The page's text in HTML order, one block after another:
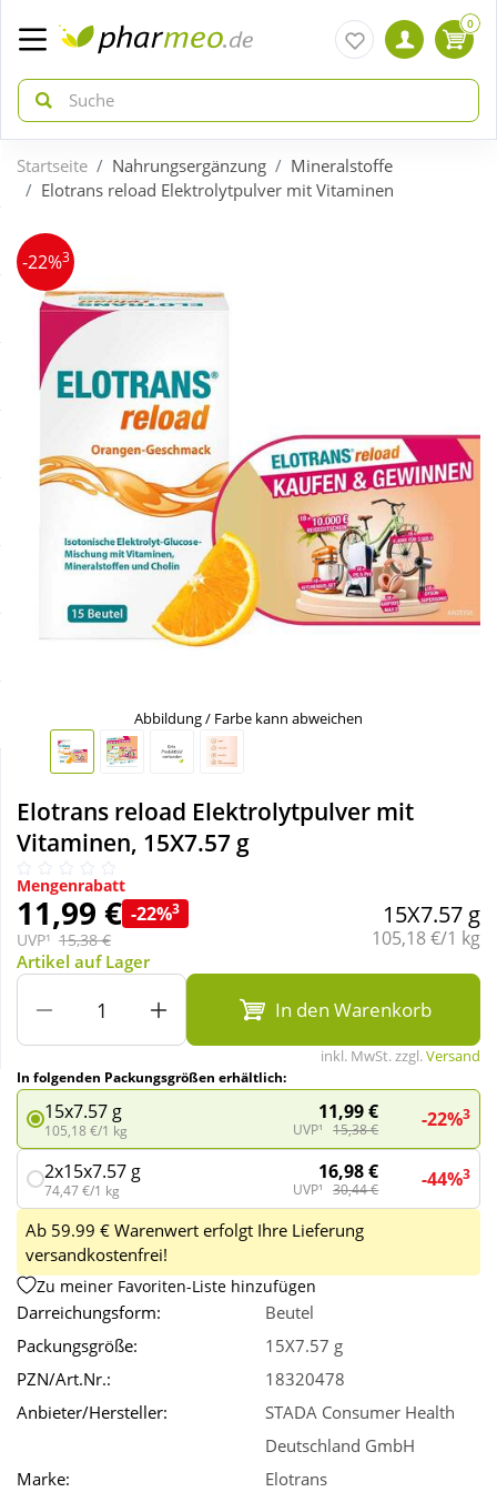
zurück
ÜBERSICHT AKTIONEN
Aktuelle Coupons
Gratis dazu
Neuheiten
Sparsets
Täglich gut versorgt
zurück
ÜBERSICHT KATEGORIEN
Arzneimittel
Bio & Genuss
Körperpflege & Kosmetik
Mutter & Kind
Nahrungsergänzung
Sanitätshaus
Sport & Fitness
Wellness
0
Startseite Nahrungsergänzung
Mineralstoffe
Elotrans reload Elektrolytpulver mit Vitaminen
-22%3
Abbildung / Farbe kann abweichen
Elotrans reload Elektrolytpulver mit
Vitaminen, 15X7.57 g
Mengenrabatt
11,99 € -22%3
UVP¹ 15,38 €
15X7.57 g
Grundpreis:
105,18 €/1 kg
Artikel auf Lager
In den Warenkorb
inkl. MwSt. zzgl.Versand
In folgenden Packungsgrößen erhältlich:
15x7.57 g
105,18 €/1 kg
11,99 €
UVP¹ 15,38 € -22%3
2x15x7.57 g
74,47 €/1 kg
16,98 €
UVP¹ 30,44 € -44%3
Ab 59.99 € Warenwert erfolgt Ihre Lieferung
versandkostenfrei!
Zu meiner Favoriten-Liste hinzufügen
Darreichungsform:
Beutel
Packungsgröße:
15X7.57 g
PZN/Art.Nr.:
18320478
Anbieter/Hersteller:
STADA Consumer Health
Deutschland GmbH
Marke:
Elotrans